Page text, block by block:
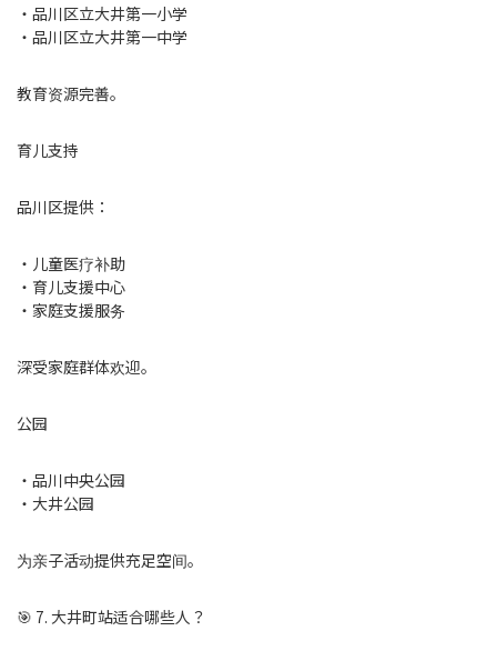
・品川区立大井第一小学
・品川区立大井第一中学
教育资源完善。
育儿支持
品川区提供：
・儿童医疗补助
・育儿支援中心
・家庭支援服务
深受家庭群体欢迎。
公园
・品川中央公园
・大井公园
为亲子活动提供充足空间。
🎯 7. 大井町站适合哪些人？